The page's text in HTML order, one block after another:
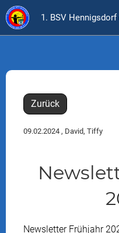
1. BSV Hennigsdorf
Zurück
09.02.2024 , David, Tiffy
Newsletter Frühjahr